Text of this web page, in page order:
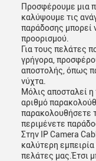
Προσφέρουμε μια
καλύψουμε τις
παράδοσης μπορεί
προορισμού.
Για τους πελάτες
γρήγορα,
αποστολής, όπως
νύχτα.
Μόλις αποσταλεί
αριθμό
παρακολουθήσετε
περιμένετε
Στην IP Camera
καλύτερη
πελάτες μας.Έτσι